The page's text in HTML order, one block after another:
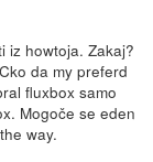
iz howtoja. Zakaj?
da my preferd
fluxbox samo
Mogoče se eden
way.